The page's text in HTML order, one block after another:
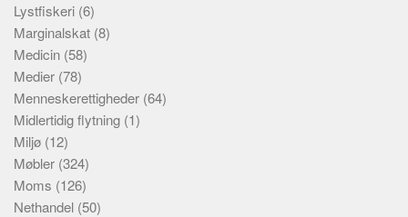
Lystfiskeri (6)
Marginalskat (8)
Medicin (58)
Medier (78)
Menneskerettigheder (64)
Midlertidig flytning (1)
Miljø (12)
Møbler (324)
Moms (126)
Nethandel (50)